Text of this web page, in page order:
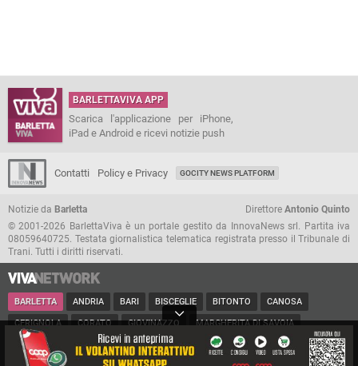
BARLETTAVIVA APP
Scarica l'applicazione per iPhone,
iPad e Android e ricevi notizie push
Contatti Policy e Privacy GOCITY NEWS PLATFORM
Notizie da Barletta Direttore Antonio Quinto
© 2001-2026 BarlettaViva è un portale gestito da InnovaNews srl. Partita iva
08059640725. Testata giornalistica telematica registrata presso il Tribunale di
Trani. Tutti i diritti riservati.
BARLETTA ANDRIA BARI BISCEGLIE BITONTO CANOSA
CERIGNOLA CORATO GIOVINAZZO MARGHERITA DI SAVOIA
MINERVINO MODUGNO MOLFETTA PUGLIA RUVO